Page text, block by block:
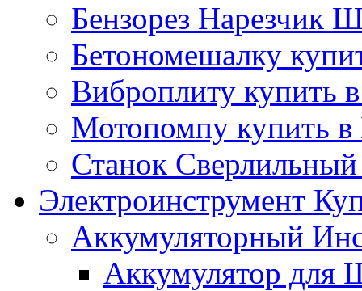
Бензорез Нарезчик
Бетономешалку
Виброплиту купить
Мотопомпу купить в
Станок
Электроинструмент
Аккумуляторный
Аккумулятор для